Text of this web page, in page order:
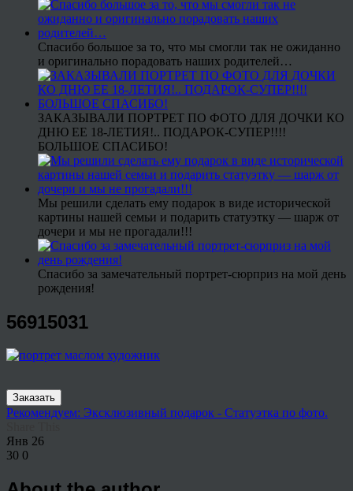
Спасибо большое за то, что мы смогли так не ожиданно
и оригинально порадовать наших родителей…
ЗАКАЗЫВАЛИ ПОРТРЕТ ПО ФОТО ДЛЯ ДОЧКИ КО
ДНЮ ЕЕ 18-ЛЕТИЯ!.. ПОДАРОК-СУПЕР!!!!
БОЛЬШОЕ СПАСИБО!
Мы решили сделать ему подарок в виде исторической
картины нашей семьи и подарить статуэтку — шарж от
дочери и мы не прогадали!!!
Спасибо за замечательный портрет-сюрприз на мой день
рождения!
56915031
Заказать
Рекомендуем: Эксклюзивный подарок - Статуэтка по фото.
Янв 26
30 0